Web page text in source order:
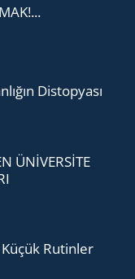
Distopyası
ÜNİVERSİTE
Küçük Ru­tin­ler